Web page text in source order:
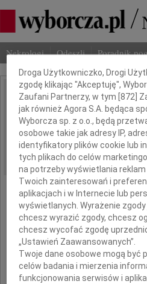
Nekrologi Odeszli Poradnik
IMIĘ I NAZWISKO: Antoni
REGION: Warszawa
DATA EMISJI: 30.04.2010
Dbamy o Twoją prywatność
Droga Użytkowniczko, Drogi
zgodę klikając "Akceptuję",
Zaufani Partnerzy, w tym [872 ]
jak również Agora S.A. będąca
Wyborcza sp. z o.o., będą
osobowe takie jak adresy IP,
identyfikatory plików cookie lub
tych plikach do celów
na potrzeby wyświetlania
Twoich zainteresowań i
aplikacjach i w Internecie lub
wyświetlanych. Wyrażenie
chcesz wyrazić zgody, chcesz
chcesz wycofać zgodę
„Ustawień Zaawansowanych”.
Twoje dane osobowe mogą być
celów badania i mierzenia
funkcjonowania serwisów i